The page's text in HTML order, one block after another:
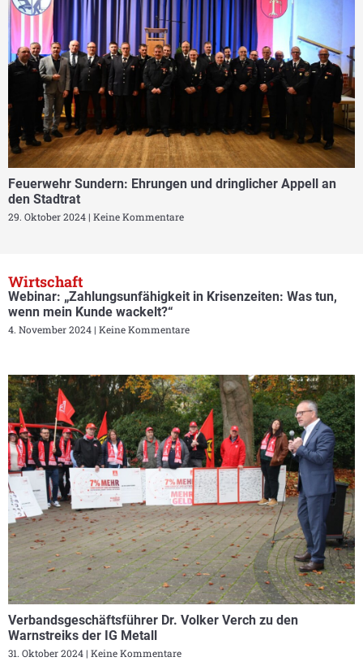
Feuerwehr Sundern: Ehrungen und dringlicher Appell an
den Stadtrat
29. Oktober 2024 Keine Kommentare
Wirtschaft
Webinar: „Zahlungsunfähigkeit in Krisenzeiten: Was tun,
wenn mein Kunde wackelt?“
4. November 2024 Keine Kommentare
Verbandsgeschäftsführer Dr. Volker Verch zu den
Warnstreiks der IG Metall
31. Oktober 2024 Keine Kommentare